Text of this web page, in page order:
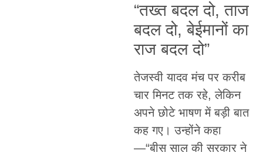
“तख्त बदल दो, ताज
बदल दो, बेईमानों का
राज बदल दो”
तेजस्वी यादव मंच पर करीब
चार मिनट तक रहे, लेकिन
अपने छोटे भाषण में बड़ी बात
कह गए। उन्होंने कहा
—“बीस साल की सरकार ने